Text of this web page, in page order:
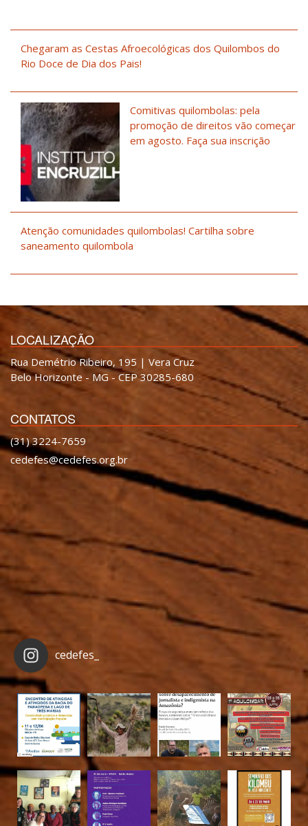
Chegaram as Cestas Afroecológicas dos Quilombos do
Rio Doce de Dia dos Pais!
Comitivas quilombolas: pela
promoção de direitos vão começar
em agosto. Faça sua inscrição
Atenção comunidades quilombolas! Cartilha sobre
saneamento quilombola
LOCALIZAÇÃO
Rua Demétrio Ribeiro, 195 | Vera Cruz
Belo Horizonte - MG - CEP 30285-680
CONTATOS
(31) 3224-7659
cedefes@cedefes.org.br
cedefes_